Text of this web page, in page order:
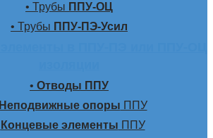
• Трубы ППУ-ОЦ
• Трубы ППУ-ПЭ-Усил
• Отводы ППУ
Неподвижные опоры ППУ
Концевые элементы ППУ